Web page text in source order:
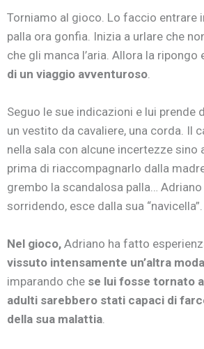
Torniamo al gioco. Lo faccio entrare
palla ora gonfia. Inizia a urlare che
che gli manca l’aria. Allora la ripongo
di un viaggio avventuroso
Seguo le sue indicazioni e lui prende
un vestito da cavaliere, una corda. Il
nella sala con alcune incertezze sino
prima di riaccompagnarlo dalla
grembo la scandalosa palla… Adriano
sorridendo, esce dalla sua “navicella”.
Nel gioco, Adriano ha fatto
vissuto intensamente un’altra
imparando che se lui fosse tornato
adulti sarebbero stati capaci di
della sua malattia.